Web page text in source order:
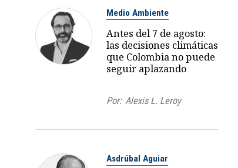
Medio Ambiente
Antes del 7 de agosto:
las decisiones climáticas
que Colombia no puede
seguir aplazando
Por: Alexis L. Leroy
Asdrúbal Aguiar